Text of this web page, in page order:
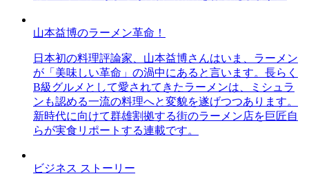
山本益博のラーメン革命！
日本初の料理評論家、山本益博さんはいま、ラーメン
が「美味しい革命」の渦中にあると言います。長らく
B級グルメとして愛されてきたラーメンは、ミシュラ
ンも認める一流の料理へと変貌を遂げつつあります。
新時代に向けて群雄割拠する街のラーメン店を巨匠自
らが実食リポートする連載です。
ビジネス ストーリー